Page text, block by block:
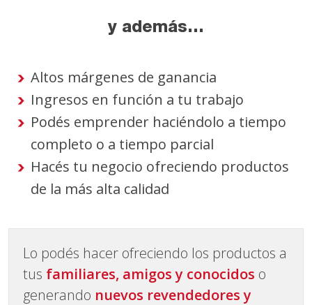
y además...
Altos márgenes de ganancia
Ingresos en función a tu trabajo
Podés emprender haciéndolo a tiempo
completo o a tiempo parcial
Hacés tu negocio ofreciendo productos
de la más alta calidad
Lo podés hacer ofreciendo los productos a
tus familiares, amigos y conocidos o
generando nuevos revendedores y